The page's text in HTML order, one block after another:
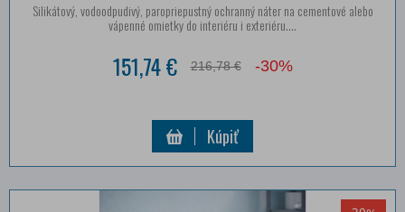
Silikátový, vodoodpudivý, paropriepustný ochranný náter na cementové alebo
vápenné omietky do interiéru i exteriéru....
151,74 € 216,78 € -30%
Kúpiť